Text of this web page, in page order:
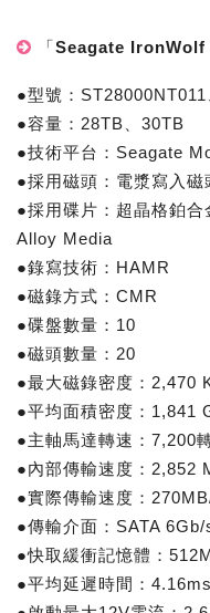
「Seagate
●型號：
●容量：28TB、30TB
●技術平台：Seagate
●採用磁頭：電漿寫入
●採用碟片：超晶格鉑
Alloy Media
●錄寫技術：HAMR
●磁錄方式：CMR
●碟盤數量：10
●磁頭數量：20
●最大磁錄密度：2,470
●平均面積密度：1,841
●主軸馬達轉速：7,200
●內部傳輸速度：2,852
●實際傳輸速度：
●傳輸介面：SATA 6Gb/
●快取緩衝記憶體：
●平均延遲時間：4.16ms